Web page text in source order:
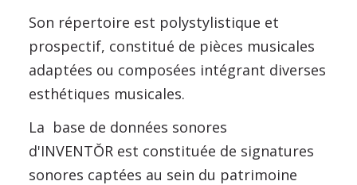
Son répertoire est polystylistique et
prospectif, constitué de pièces musicales
adaptées ou composées intégrant diverses
esthétiques musicales.
La base de données sonores
d'INVENTŎR est constituée de signatures
sonores captées au sein du patrimoine